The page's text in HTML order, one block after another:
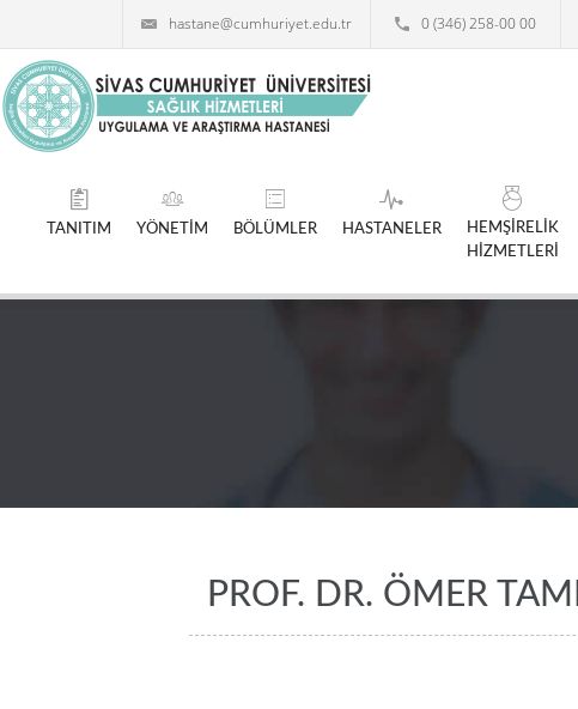
hastane@cumhuriyet.edu.tr 0 (346) 258-00 00
TANITIM YÖNETİM BÖLÜMLER HASTANELER
HEMŞİRELİK
HİZMETLERİ
PROF. DR. ÖMER